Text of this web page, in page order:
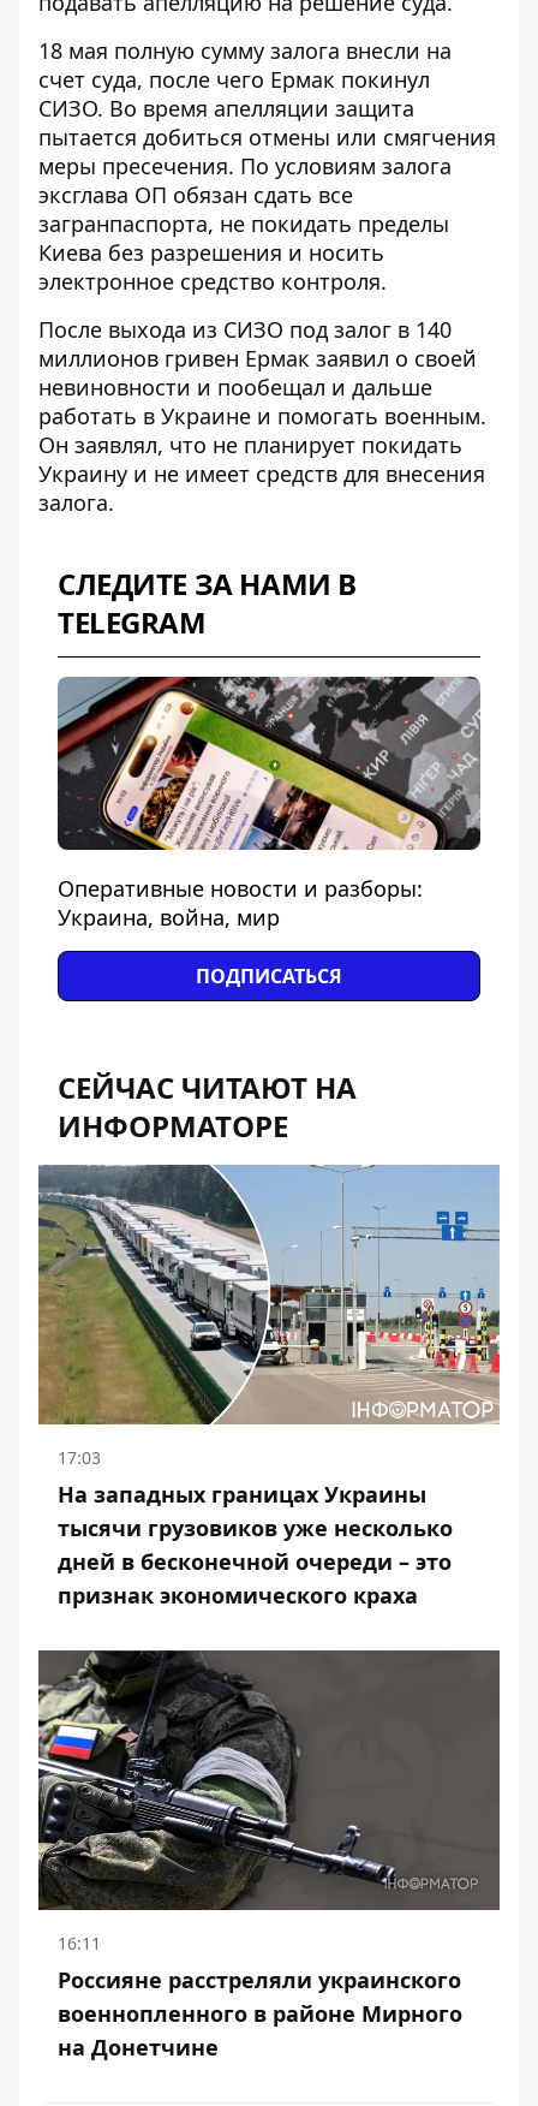
18 мая полную сумму залога внесли на
счет суда, после чего Ермак покинул
СИЗО. Во время апелляции защита
пытается добиться отмены или смягчения
меры пресечения. По условиям залога
эксглава ОП обязан сдать все
загранпаспорта, не покидать пределы
Киева без разрешения и носить
электронное средство контроля.
После выхода из СИЗО под залог в 140
миллионов гривен Ермак заявил о своей
невиновности и пообещал и дальше
работать в Украине и помогать военным.
Он заявлял, что не планирует покидать
Украину и не имеет средств для внесения
залога.
СЛЕДИТЕ ЗА НАМИ В
TELEGRAM
Оперативные новости и разборы:
Украина, война, мир
ПОДПИСАТЬСЯ
СЕЙЧАС ЧИТАЮТ НА
ИНФОРМАТОРЕ
17:03
На западных границах Украины
тысячи грузовиков уже несколько
дней в бесконечной очереди – это
признак экономического краха
16:11
Россияне расстреляли украинского
военнопленного в районе Мирного
на Донетчине